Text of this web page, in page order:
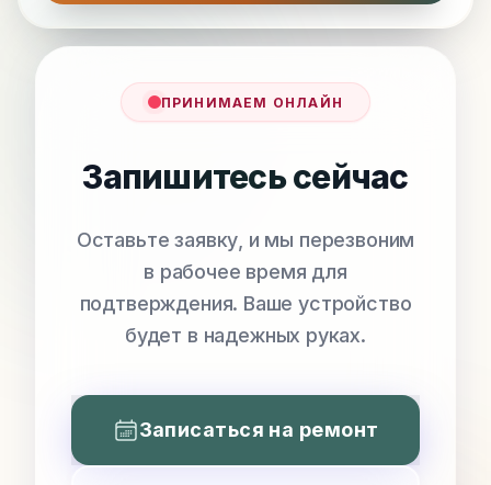
ПРИНИМАЕМ ОНЛАЙН
Запишитесь сейчас
Оставьте заявку, и мы перезвоним
в рабочее время для
подтверждения. Ваше устройство
будет в надежных руках.
Записаться на ремонт